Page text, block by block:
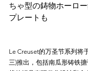
ちゃ型の鋳物ホーロ
Le Creuset的万圣节系列将
三)推出，包括南瓜形铸铁